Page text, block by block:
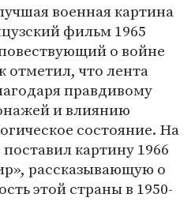
военная картина
фильм 1965
о войне
отметил, что лента
правдивому
и влиянию
состояние. На
картину 1966
рассказывающую о
этой страны в 1950-